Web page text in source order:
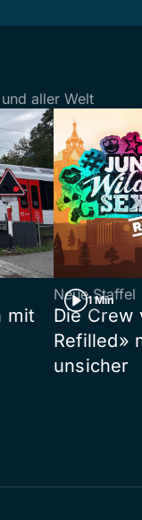
aller Welt
mit
1 Min
Neue Staffel
Die Crew
Refilled»
unsicher